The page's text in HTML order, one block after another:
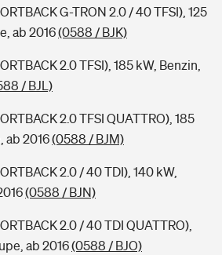
G-TRON 2.0 / 40 TFSI), 125
ab 2016(0588 / BJK)
2.0 TFSI), 185 kW, Benzin,
/ BJL)
2.0 TFSI QUATTRO), 185
ab 2016(0588 / BJM)
2.0 / 40 TDI), 140 kW,
(0588 / BJN)
2.0 / 40 TDI QUATTRO),
ab 2016(0588 / BJO)